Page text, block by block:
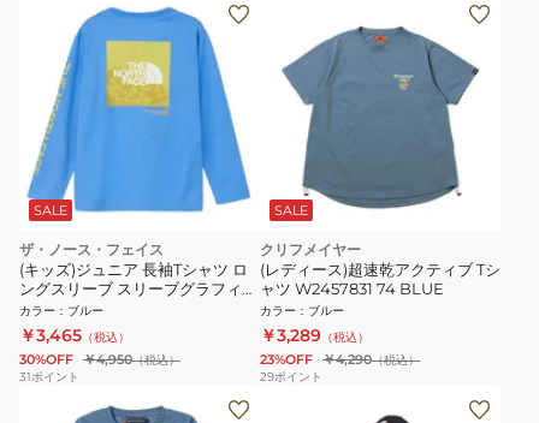
SALE
ザ・ノース・フェイス
(キッズ)ジュニア 長袖Tシャツ ロ
ングスリーブ スリーブグラフィッ
クティー NTJ32537 MN
カラー ： ブルー
￥3,465 （税込）
30%OFF ￥4,950（税込）
31ポイント
SALE
クリフメイヤー
(レディース)超速乾アクティブ Tシ
ャツ W2457831 74 BLUE
カラー ： ブルー
￥3,289 （税込）
23%OFF ￥4,290（税込）
29ポイント